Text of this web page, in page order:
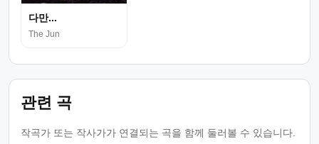
다만...
The Jun
관련 곡
작곡가 또는 작사가가 연결되는 곡을 함께 둘러볼 수 있습니다.